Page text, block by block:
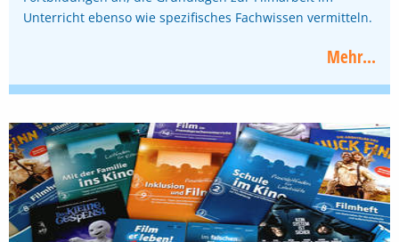
Unterricht ebenso wie spezifisches Fachwissen vermitteln.
Mehr...